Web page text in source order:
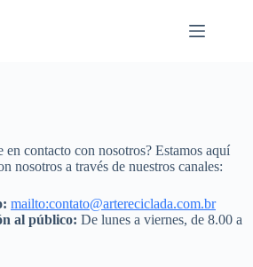
en contacto con nosotros? Estamos aquí
nosotros a través de nuestros canales:
mailto:contato@artereciclada.com.br
al público: De lunes a viernes, de 8.00 a